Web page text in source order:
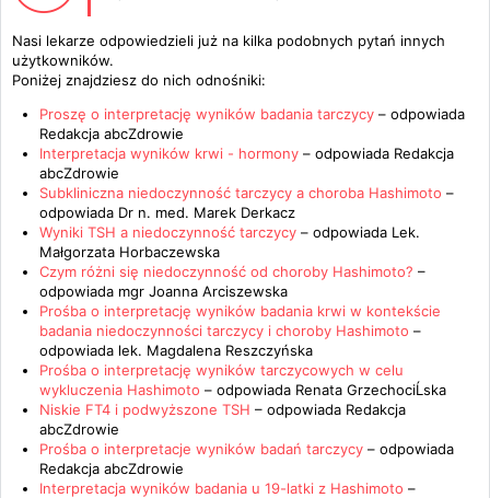
Nasi lekarze odpowiedzieli już na kilka podobnych pytań innych
użytkowników.
Poniżej znajdziesz do nich odnośniki:
Proszę o interpretację wyników badania tarczycy – odpowiada
Redakcja abcZdrowie
Interpretacja wyników krwi - hormony – odpowiada Redakcja
abcZdrowie
Subkliniczna niedoczynność tarczycy a choroba Hashimoto –
odpowiada Dr n. med. Marek Derkacz
Wyniki TSH a niedoczynność tarczycy – odpowiada Lek.
Małgorzata Horbaczewska
Czym różni się niedoczynność od choroby Hashimoto? –
odpowiada mgr Joanna Arciszewska
Prośba o interpretację wyników badania krwi w kontekście
badania niedoczynności tarczycy i choroby Hashimoto –
odpowiada lek. Magdalena Reszczyńska
Prośba o interpretację wyników tarczycowych w celu
wykluczenia Hashimoto – odpowiada Renata GrzechociĹska
Niskie FT4 i podwyższone TSH – odpowiada Redakcja
abcZdrowie
Prośba o interpretacje wyników badań tarczycy – odpowiada
Redakcja abcZdrowie
Interpretacja wyników badania u 19-latki z Hashimoto –